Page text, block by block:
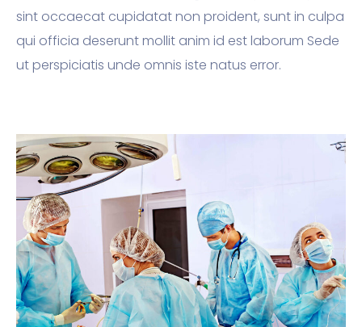
sint occaecat cupidatat non proident, sunt in culpa
qui officia deserunt mollit anim id est laborum Sede
ut perspiciatis unde omnis iste natus error.